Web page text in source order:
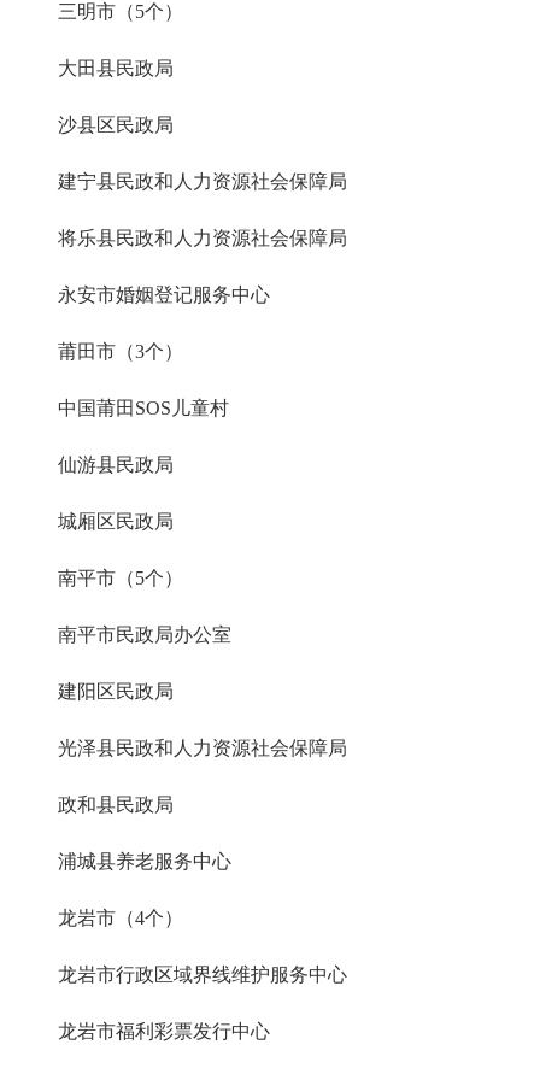
三明市（5个）
大田县民政局
沙县区民政局
建宁县民政和人力资源社会保障局
将乐县民政和人力资源社会保障局
永安市婚姻登记服务中心
莆田市（3个）
中国莆田SOS儿童村
仙游县民政局
城厢区民政局
南平市（5个）
南平市民政局办公室
建阳区民政局
光泽县民政和人力资源社会保障局
政和县民政局
浦城县养老服务中心
龙岩市（4个）
龙岩市行政区域界线维护服务中心
龙岩市福利彩票发行中心